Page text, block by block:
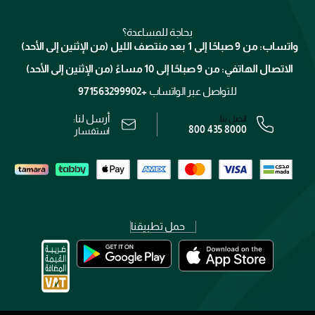
الإرجاع
برنامج الولاء ميوز
الوظائف
الشروط و الأحكام
رقم السجل التجاري: 7013320481 — صادر من وزارة التجارة
بحاجة للمساعدة؟
واتساب: من 9 صباحًا إلى 1 بعد منتصف الليل (من الإثنين إلى الأحد)
الاتصال الهاتفي: من 9 صباحًا إلى 10 مساءً (من الإثنين إلى الأحد)
للتواصل عبر الواتساب +971563299902
اتصل بنا:
800 435 8000
أرسل لنا:
استفسار
حمل تطبيقنا